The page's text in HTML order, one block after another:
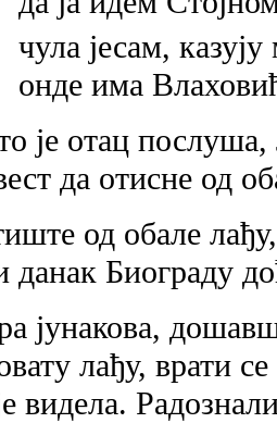
чула јесам,
онде има
je отац послуша,
да отисне од
од обале лађу,
данак Биограду
јунакова,
лађу, врати
видела.